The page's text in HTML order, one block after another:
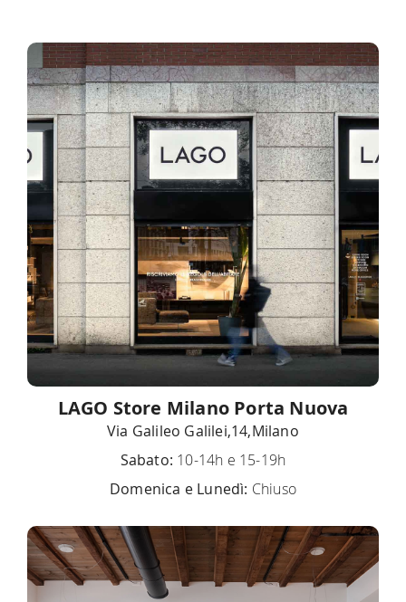
LAGO Store Milano Porta Nuova
Via Galileo Galilei,14,Milano
Sabato: 10-14h e 15-19h
Domenica e Lunedì: Chiuso